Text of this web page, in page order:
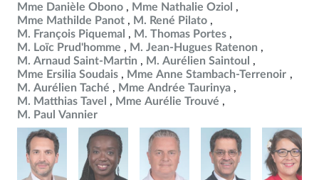
Mme Danièle Obono
Mme Nathalie Oziol
Mme Mathilde Panot
M. René Pilato
M. François Piquemal
M. Thomas Portes
M. Loïc Prud'homme
M. Jean-Hugues Ratenon
M. Arnaud Saint-Martin
M. Aurélien Saintoul
Mme Ersilia Soudais
Mme Anne Stambach-Terrenoir
M. Aurélien Taché
Mme Andrée Taurinya
M. Matthias Tavel
Mme Aurélie Trouvé
M. Paul Vannier